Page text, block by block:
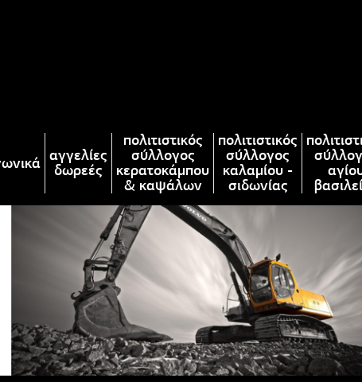
αγγελίες
δωρεές
πολιτιστικός
σύλλογος
κερατοκάμπου
& καψάλων
πολιτιστικός
σύλλογος
καλαμίου -
σιδωνίας